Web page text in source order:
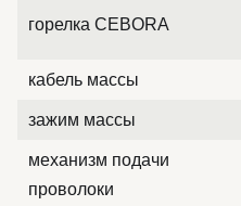
горелка CEBORA
кабель массы
зажим массы
механизм подачи
проволоки